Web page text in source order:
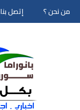
تخطى
من نحن ؟ إتصل بنا